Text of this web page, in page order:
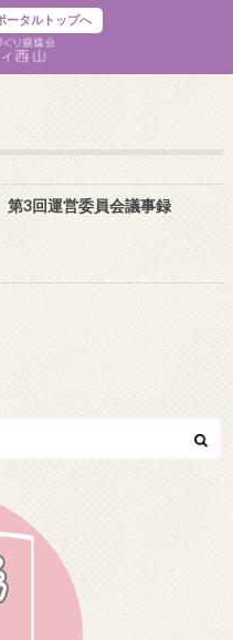
ータルトップへ
3回運営委員会議事録